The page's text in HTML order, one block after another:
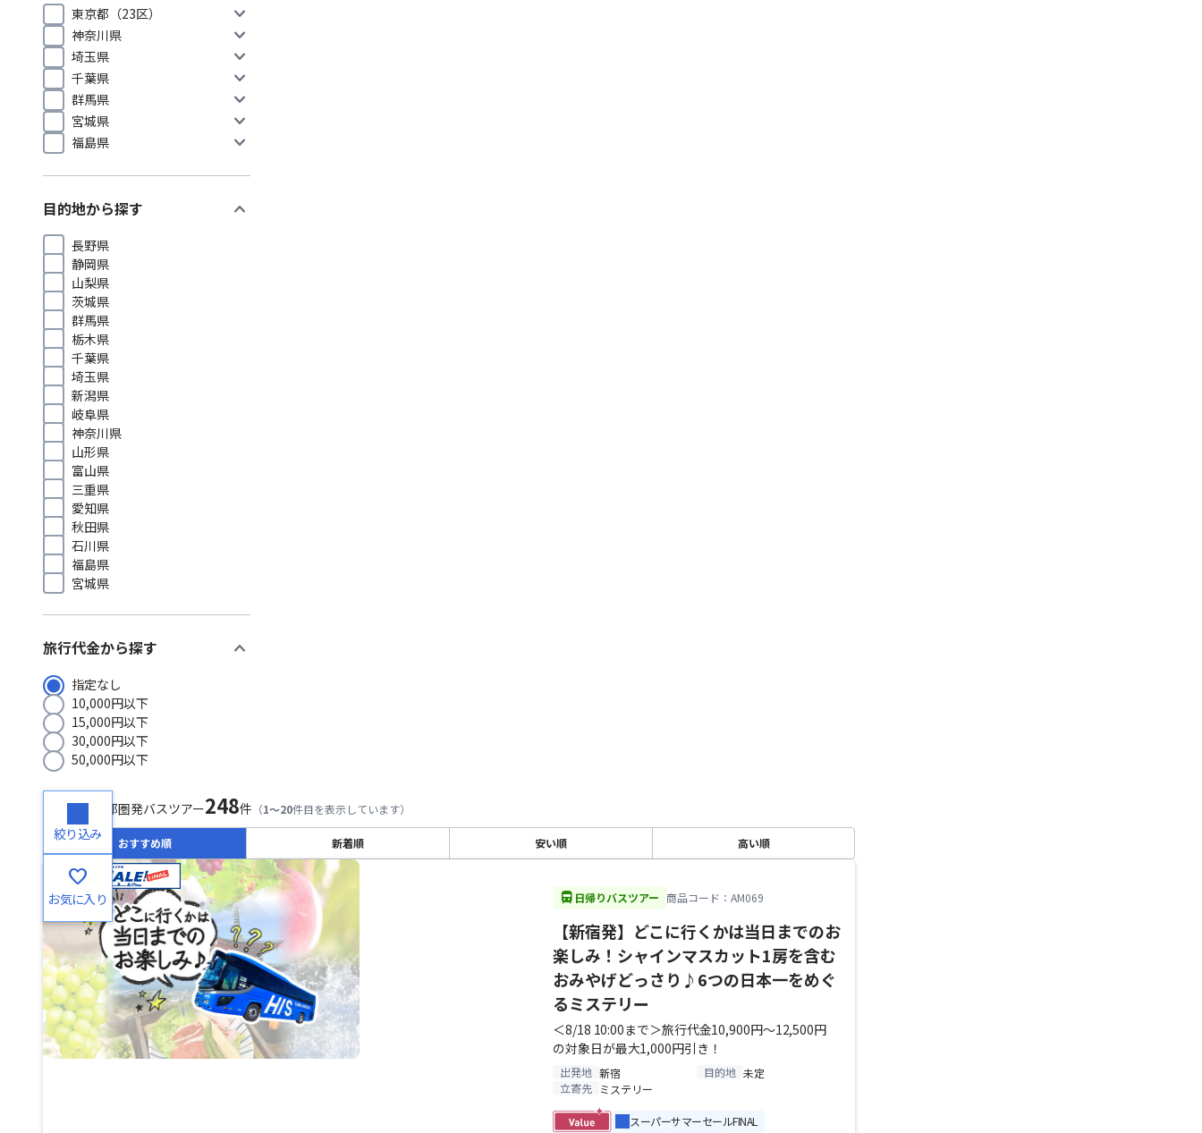
東京都（23区） expand_more
神奈川県 expand_more
埼玉県 expand_more
千葉県 expand_more
群馬県 expand_more
宮城県 expand_more
福島県 expand_more
目的地から探す expand_more
長野県
静岡県
山梨県
茨城県
群馬県
栃木県
千葉県
埼玉県
新潟県
岐阜県
神奈川県
山形県
富山県
三重県
愛知県
秋田県
石川県
福島県
宮城県
旅行代金から探す expand_more
指定なし
10,000円以下
15,000円以下
30,000円以下
50,000円以下
絞り込み
favorite
お気に入り
検索結果 首都圏発バスツアー248件 （1～20件目を表示しています）
おすすめ順 新着順 安い順 高い順
directions_bus 日帰りバスツアー 商品コード：AM069
【新宿発】どこに行くかは当日までのお
楽しみ！シャインマスカット1房を含む
おみやげどっさり♪6つの日本一をめぐ
るミステリー
＜8/18 10:00まで＞旅行代金10,900円～12,500円
の対象日が最大1,000円引き！
出発地 新宿 目的地 未定
立寄先 ミステリー
スーパーサマーセールFINAL